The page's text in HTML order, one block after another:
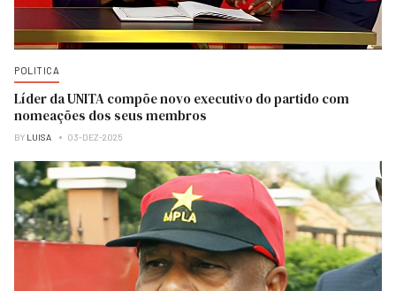
POLITICA
Líder da UNITA compõe novo executivo do partido com
nomeações dos seus membros
BY LUISA 03-DEZ-2025